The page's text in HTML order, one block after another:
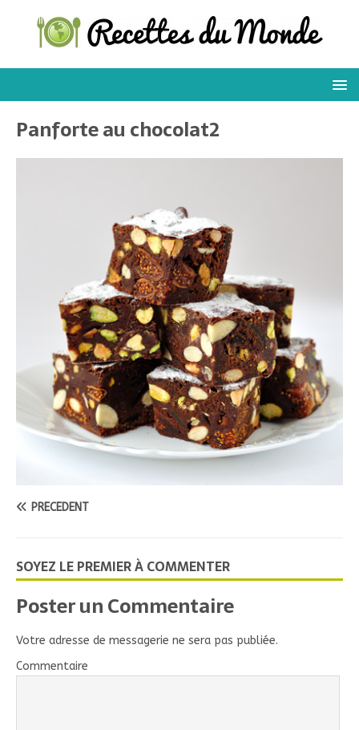
Panforte au chocolat2
PRÉCÉDENT
SOYEZ LE PREMIER À COMMENTER
Poster un Commentaire
Votre adresse de messagerie ne sera pas publiée.
Commentaire